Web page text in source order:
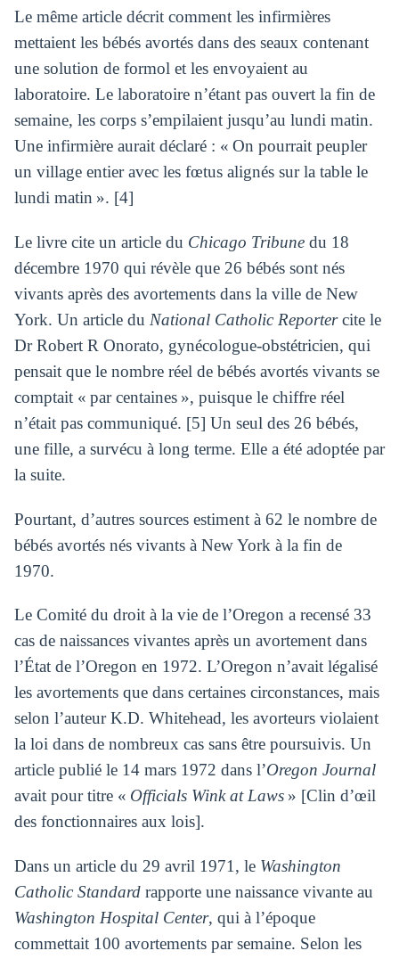
Le même article décrit comment les infirmières
mettaient les bébés avortés dans des seaux contenant
une solution de formol et les envoyaient au
laboratoire. Le laboratoire n’étant pas ouvert la fin de
semaine, les corps s’empilaient jusqu’au lundi matin.
Une infirmière aurait déclaré : « On pourrait peupler
un village entier avec les fœtus alignés sur la table le
lundi matin ». [4]
Le livre cite un article du Chicago Tribunedu 18
décembre 1970 qui révèle que 26 bébés sont nés
vivants après des avortements dans la ville de New
York. Un article du National Catholic Reportercite le
Dr Robert R Onorato, gynécologue-obstétricien, qui
pensait que le nombre réel de bébés avortés vivants se
comptait « par centaines », puisque le chiffre réel
n’était pas communiqué. [5] Un seul des 26 bébés,
une fille, a survécu à long terme. Elle a été adoptée par
la suite.
Pourtant, d’autres sources estiment à 62 le nombre de
bébés avortés nés vivants à New York à la fin de
1970.
Le Comité du droit à la vie de l’Oregon a recensé 33
cas de naissances vivantes après un avortement dans
l’État de l’Oregon en 1972. L’Oregon n’avait légalisé
les avortements que dans certaines circonstances, mais
selon l’auteur K.D. Whitehead, les avorteurs violaient
la loi dans de nombreux cas sans être poursuivis. Un
article publié le 14 mars 1972 dans l’Oregon Journal
avait pour titre « Officials Wink at Laws» [Clin d’œil
des fonctionnaires aux lois].
Dans un article du 29 avril 1971, le Washington
Catholic Standardrapporte une naissance vivante au
Washington Hospital Center, qui à l’époque
commettait 100 avortements par semaine. Selon les